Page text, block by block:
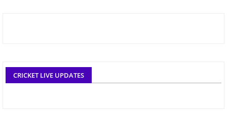
CRICKET LIVE UPDATES